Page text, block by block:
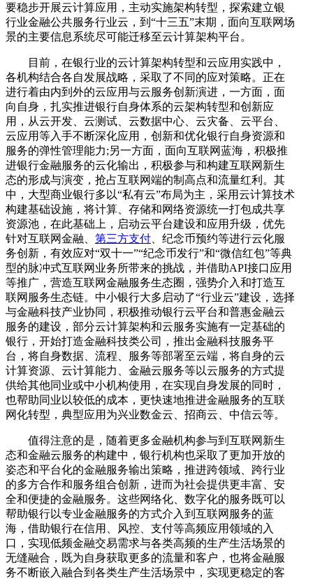
要稳步开展云计算应用，主动实施架构转型，探索建立银
行业金融公共服务行业云，到“十三五”末期，面向互联网场
景的主要信息系统尽可能迁移至云计算架构平台。
目前，在银行业的云计算架构转型和云应用实践中，
各机构结合各自发展战略，采取了不同的应对策略。正在
进行着由内到外的云应用与云服务创新演进，一方面，面
向自身，扎实推进银行自身体系的云架构转型和创新应
用，从云开发、云测试、云数据中心、云灾备、云平台、
云应用等入手不断深化应用，创新和优化银行自身资源和
服务的弹性管理能力;另一方面，面向互联网蓝海，积极推
进银行金融服务的云化输出，积极参与和构建互联网新生
态的形成与演变，抢占互联网端的制高点和流量红利。其
中，大型商业银行多以“私有云”布局为主，采用云计算技术
构建基础设施，将计算、存储和网络资源统一打包成共享
资源池，在此基础上，启动云平台建设和应用升级，优先
针对互联网金融、 第三方支付 、纪念币预约等进行云化服
务创新，有效应对“双十一”“纪念币发行”和“微信红包”等典
型的脉冲式互联网业务所带来的挑战，并借助API接口应用
等推广，营造互联网金融服务生态圈，强势介入和打造互
联网服务生态链。中小银行大多启动了“行业云”建设，选择
与金融科技产业协同，积极推动银行云平台和普惠金融云
服务的建设，部分云计算架构和云服务实施有一定基础的
银行，开始打造金融科技类公司，推出金融科技服务平
台，将自身数据、流程、服务等部署至云端，将自身的云
计算资源、云计算能力、金融云服务等以云服务的方式提
供给其他同业或中小机构使用，在实现自身发展的同时，
也帮助同业以较低的成本，更快速地推进金融服务的互联
网化转型，典型应用为兴业数金云、招商云、中信云等。
值得注意的是，随着更多金融机构参与到互联网新生
态和金融云服务的构建中，银行机构也采取了更加开放的
姿态和平台化的金融服务输出策略，推进跨领域、跨行业
的多方合作和服务组合创新，进而为社会提供更丰富、安
全和便捷的金融服务。这些网络化、数字化的服务既可以
帮助银行以专业金融服务的方式介入到互联网服务的蓝
海，借助银行在信用、风控、支付等高频应用领域的入
口，实现低频金融交易需求与各类高频的生产生活场景的
无缝融合，既为自身获取更多的流量和客户，也将金融服
务不断嵌入融合到各类生产生活场景中，实现更稳定的客